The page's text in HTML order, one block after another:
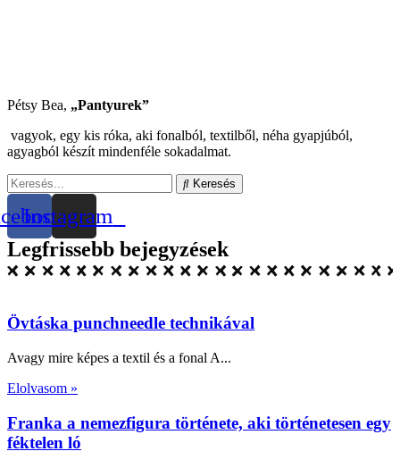
Pétsy Bea, „Pantyurek”
vagyok, egy kis róka, aki fonalból, textilből, néha gyapjúból,
agyagból készít mindenféle sokadalmat.
Keresés
Instagram
Legfrissebb bejegyzések
Övtáska punchneedle technikával
Avagy mire képes a textil és a fonal A
Elolvasom »
Franka a nemezfigura története, aki történetesen egy
féktelen ló